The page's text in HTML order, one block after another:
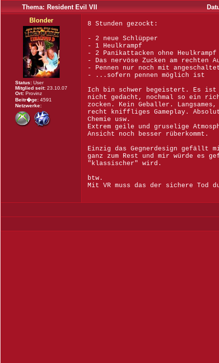
Thema: Resident Evil VII
Blonder
Status: User
Mitglied seit: 23.10.07
Ort: Provinz
Beitr�ge: 4591
Netzwerke:
8 Stunden gezockt:
- 2 neue Schlüpper
- 1 Heulkrampf
- 2 Panikattacken ohne Heulkrampf
- Das nervöse Zucken am rechten
- Pennen nur noch mit
- ...sofern pennen möglich ist
Ich bin schwer begeistert. Es ist
nicht gedacht, nochmal so ein
zocken. Kein Geballer.
recht kniffliges Gameplay.
Chemie usw.
Extrem geile und gruselige
Ansicht noch besser rüberkommt.
Einzig das Gegnerdesign gefällt
ganz zum Rest und mir würde es
"klassischer" wird.
btw.
Mit VR muss das der sichere Tod